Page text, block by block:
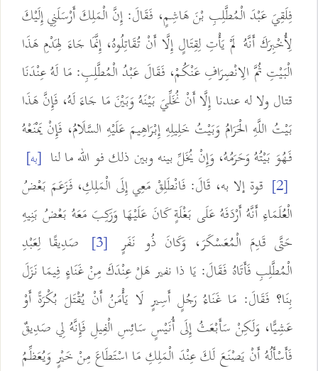
فِلَقِيَ عَبْدَ الْمُطَّلِبِ بْنَ هَاشِمٍ، فَقَالَ: إِنَّ الْمَلِكَ أَرْسَلَنِي إِلَيْكَ
لِأُخْبِرَكَ أَنَّهُ لَمْ يَأْتِ لِقِتَالٍ إِلَّا أَنْ تُقَاتِلُوهُ، إِنَّمَا جَاءَ لِهَدْمِ هَذَا
الْبَيْتِ ثُمَّ الِانْصِرَافِ عَنْكُمْ، فَقَالَ عَبْدُ الْمُطَّلِبِ: مَا لَهُ عِنْدَنَا
قتال ولا له عندنا إِلَّا أَنْ نُخَلِّيَ بَيْنَهُ وَبَيْنَ مَا جَاءَ لَهُ، فَإِنَّ هَذَا
بَيْتُ اللَّهِ الْحَرَامُ وَبَيْتُ خَلِيلِهِ إِبْرَاهِيمَ عَلَيْهِ السَّلَامُ، فَإِنْ يَمْنَعْهُ
فَهُوَ بَيْتُهُ وَحَرَمُهُ، وَإِنْ يُخَلِّ بينه وبين ذلك فو الله ما لنا [به]
[2]
قوة إلا به، قَالَ: فَانْطَلِقْ مَعِي إِلَى الْمَلِكِ، فَزَعَمَ بَعْضُ
الْعُلَمَاءِ أَنَّهُ أَرْدَفَهُ عَلَى بَغْلَةٍ كَانَ عَلَيْهَا وَرَكِبَ مَعَهُ بَعْضُ بَنِيهِ
حَتَّى قَدِمَ الْمُعَسْكَرَ، وَكَانَ ذُو نَفَرٍ [3]
صَدِيقًا لِعَبْدِ
الْمُطَّلِبِ فَأَتَاهُ فَقَالَ: يَا ذا نفير هَلْ عِنْدَكَ مِنْ غَنَاءٍ فِيمَا نَزَلَ
بِنَا؟ فَقَالَ: مَا غَنَاءُ رَجُلٍ أَسِيرٍ لَا يَأْمَنُ أَنْ يُقْتَلَ بُكْرَةً أَوْ
عَشِيًّا، وَلَكِنْ سَأَبْعَثُ إِلَى أُنَيْسٍ سَائِسِ الْفِيلِ فَإِنَّهُ لِي صَدِيقٌ
فَأَسْأَلُهُ أَنْ يَصْنَعَ لَكَ عِنْدَ الْمَلِكِ مَا اسْتَطَاعَ مِنْ خَيْرٍ وَيُعَظِّمُ